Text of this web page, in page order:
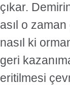
çıkar.
asıl o zaman
nasıl ki
geri
eritilmesi